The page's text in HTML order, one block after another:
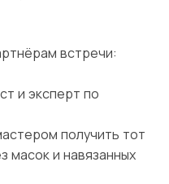
встречи:
и эксперт по
получить тот
масок и навязанных